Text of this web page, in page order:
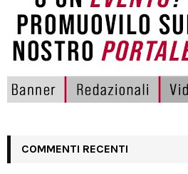
COMMENTI RECENTI